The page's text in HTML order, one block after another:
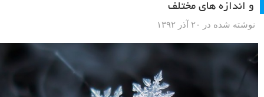
و اندازه های مختلف
نوشته شده در ۲۰ آذر ۱۳۹۲